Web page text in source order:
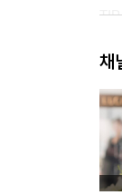
TIP
11
12
14
채